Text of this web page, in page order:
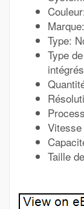
Type:
Type
intégrés
Taille